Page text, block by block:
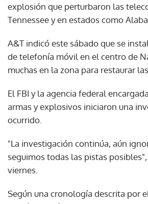
explosión que perturbaron las
Tennessee y en estados como
A&T indicó este sábado que se
de telefonía móvil en el centro de
muchas en la zona para restaurar
El FBI y la agencia federal
armas y explosivos iniciaron una
ocurrido.
"La investigación continúa, aún
seguimos todas las pistas
viernes.
Según una cronología descrita por